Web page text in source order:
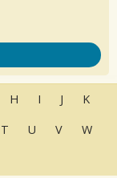
H I J
K
T U V
W